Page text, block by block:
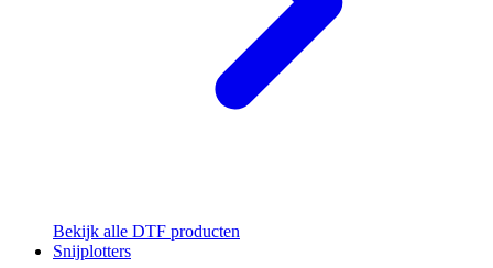
Bekijk alle DTF producten
Snijplotters